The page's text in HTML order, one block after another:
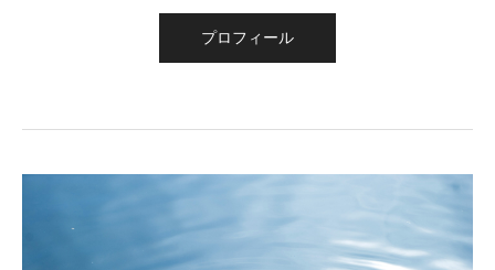
プロフィール